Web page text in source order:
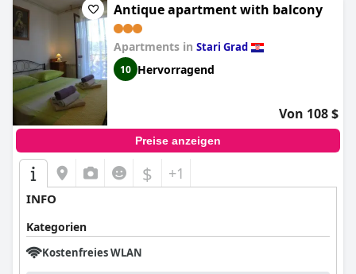
Antique apartment with balcony
Apartments in Stari Grad
10 Hervorragend
Von 108 $
Preise anzeigen
$ +1
INFO
Kategorien
Kostenfreies WLAN